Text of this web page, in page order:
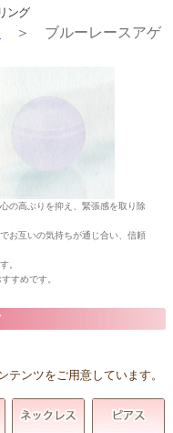
ング
＞ ブルーレースアゲ
の高ぶりを抑え、緊張感を取り除
お互いの気持ちが通じ合い、信頼
。
すめです。
ンツをご用意しています。